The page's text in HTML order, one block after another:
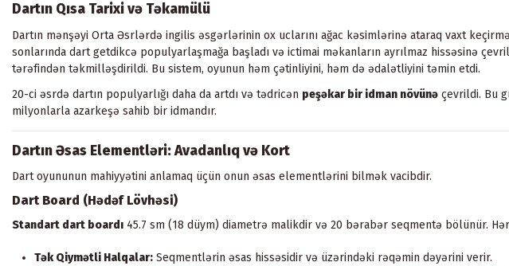
Dartın Qısa Tarixi və Təkamülü
Dartın mənşəyi Orta Əsrlərdə ingilis əsgərlərinin ox uclarını ağac kəsimlərinə ataraq vaxt
sonlarında dart getdikcə populyarlaşmağa başladı və ictimai məkanların ayrılmaz hissəsinə
tərəfindən təkmilləşdirildi. Bu sistem, oyunun həm çətinliyini, həm də ədalətliyini təmin etdi.
20-ci əsrdə dartın populyarlığı daha da artdı və tədricən peşəkar bir idman növünə çevrildi. Bu
milyonlarla azarkeşə sahib bir idmandır.
Dartın Əsas Elementləri: Avadanlıq və Kort
Dart oyununun mahiyyətini anlamaq üçün onun əsas elementlərini bilmək vacibdir.
Dart Board (Hədəf Lövhəsi)
Standart dart boardı 45.7 sm (18 düym) diametrə malikdir və 20 bərabər seqmentə bölünür.
Tək Qiymətli Halqalar: Seqmentlərin əsas hissəsidir və üzərindəki rəqəmin dəyərini verir.